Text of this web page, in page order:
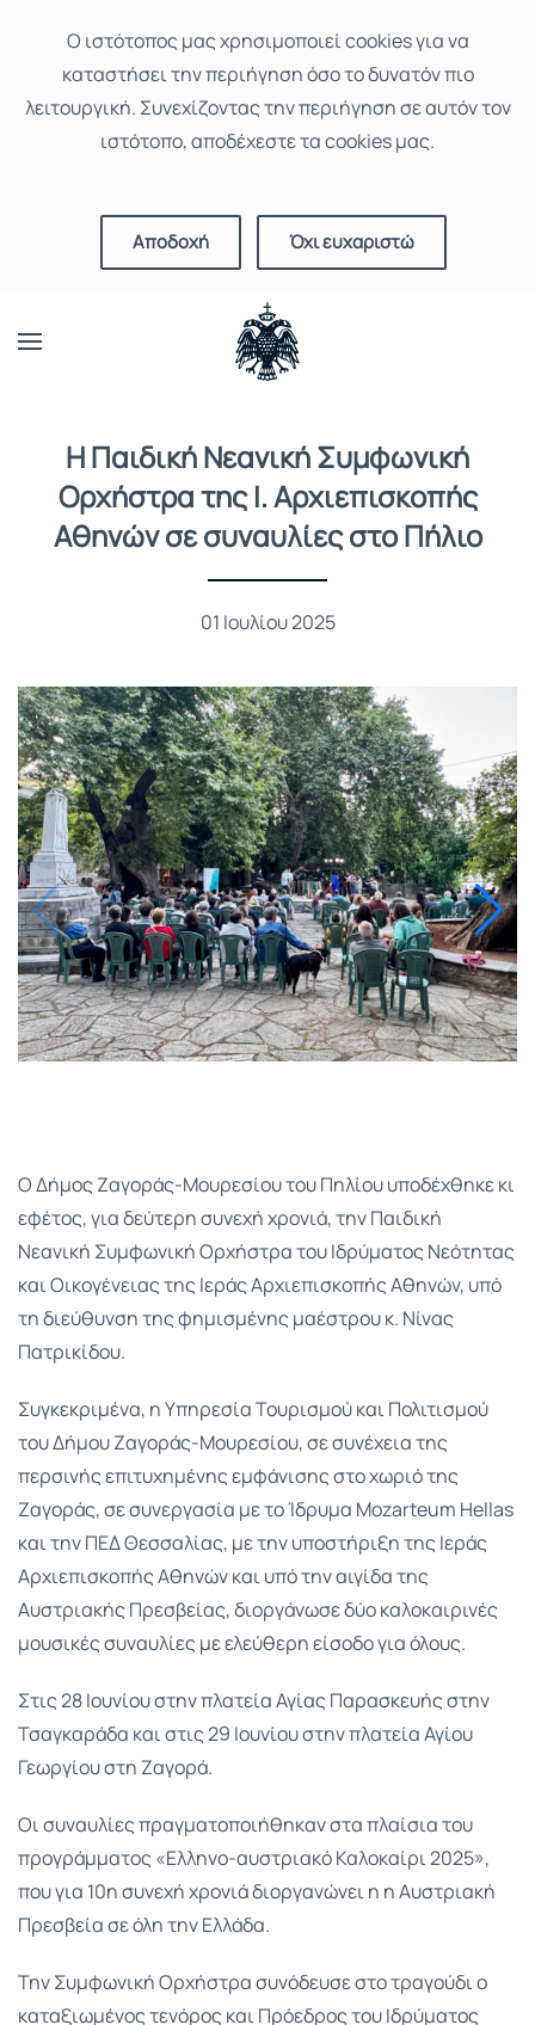
Ο ιστότοπoς μας χρησιμοποιεί cookies για να
καταστήσει την περιήγηση όσο το δυνατόν πιο
λειτουργική. Συνεχίζοντας την περιήγηση σε αυτόν τον
ιστότοπο, αποδέχεστε τα cookies μας.
Αποδοχή Όχι ευχαριστώ
Η Παιδική Νεανική Συμφωνική
Ορχήστρα της Ι. Αρχιεπισκοπής
Αθηνών σε συναυλίες στο Πήλιο
01 Ιουλίου 2025
Ο Δήμος Ζαγοράς-Μουρεσίου του Πηλίου υποδέχθηκε κι
εφέτος, για δεύτερη συνεχή χρονιά, την Παιδική
Νεανική Συμφωνική Ορχήστρα του Ιδρύματος Νεότητας
και Οικογένειας της Ιεράς Αρχιεπισκοπής Αθηνών, υπό
τη διεύθυνση της φημισμένης μαέστρου κ. Νίνας
Πατρικίδου.
Συγκεκριμένα, η Υπηρεσία Τουρισμού και Πολιτισμού
του Δήμου Ζαγοράς-Μουρεσίου, σε συνέχεια της
περσινής επιτυχημένης εμφάνισης στο χωριό της
Ζαγοράς, σε συνεργασία με το Ίδρυμα Mozarteum Hellas
και την ΠΕΔ Θεσσαλίας, με την υποστήριξη της Ιεράς
Αρχιεπισκοπής Αθηνών και υπό την αιγίδα της
Αυστριακής Πρεσβείας, διοργάνωσε δύο καλοκαιρινές
μουσικές συναυλίες με ελεύθερη είσοδο για όλους.
Στις 28 Ιουνίου στην πλατεία Αγίας Παρασκευής στην
Τσαγκαράδα και στις 29 Ιουνίου στην πλατεία Αγίου
Γεωργίου στη Ζαγορά.
Οι συναυλίες πραγματοποιήθηκαν στα πλαίσια του
προγράμματος «Ελληνο-αυστριακό Καλοκαίρι 2025»,
που για 10η συνεχή χρονιά διοργανώνει η η Αυστριακή
Πρεσβεία σε όλη την Ελλάδα.
Την Συμφωνική Ορχήστρα συνόδευσε στο τραγούδι ο
καταξιωμένος τενόρος και Πρόεδρος του Ιδρύματος